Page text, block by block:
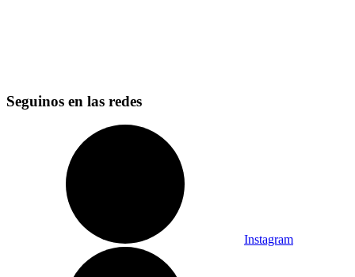
Seguinos en las redes
Instagram